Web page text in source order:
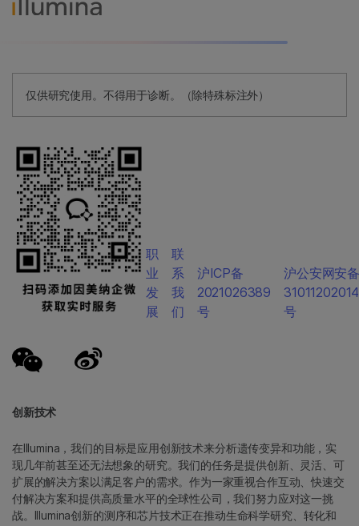
仅供研究使用。不得用于诊断。（除特殊标注外）
创新技术
在Illumina，我们的目标是应用创新技术来分析遗传变异和功能，实
现几年前甚至还无法想象的研究。我们的任务是提供创新、灵活、可
扩展的解决方案以满足客户的需求。作为一家重视合作互动、快速交
付解决方案和提供高质量水平的全球性公司，我们努力应对这一挑
战。Illumina创新的测序和芯片技术正在推动生命科学研究、转化和
职
业
发
展
联
系
我
们
沪ICP备
2021026389
号
沪公安网安
号